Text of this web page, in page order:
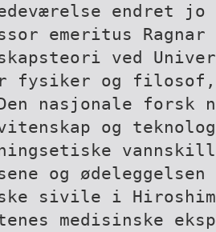
endret
emeritus
ved
fysiker og filosof,
nasjonale forsk­
og
og ødeleggelsen
sivile i
medisinske